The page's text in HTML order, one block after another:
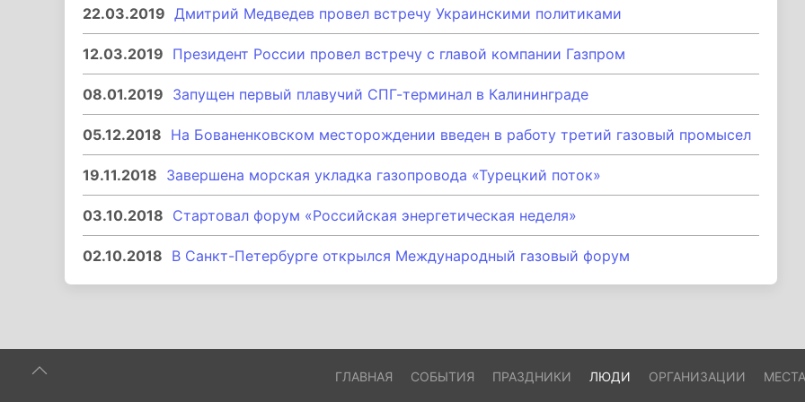
22.03.2019 Дмитрий Медведев провел встречу Украинскими политиками
12.03.2019 Президент России провел встречу с главой компании Газпром
08.01.2019 Запущен первый плавучий СПГ-терминал в Калининграде
05.12.2018 На Бованенковском месторождении введен в работу третий газовый промысел
19.11.2018 Завершена морская укладка газопровода «Турецкий поток»
03.10.2018 Стартовал форум «Российская энергетическая неделя»
02.10.2018 В Санкт-Петербурге открылся Международный газовый форум
ГЛАВНАЯ СОБЫТИЯ ПРАЗДНИКИ ЛЮДИ ОРГАНИЗАЦИИ МЕСТА